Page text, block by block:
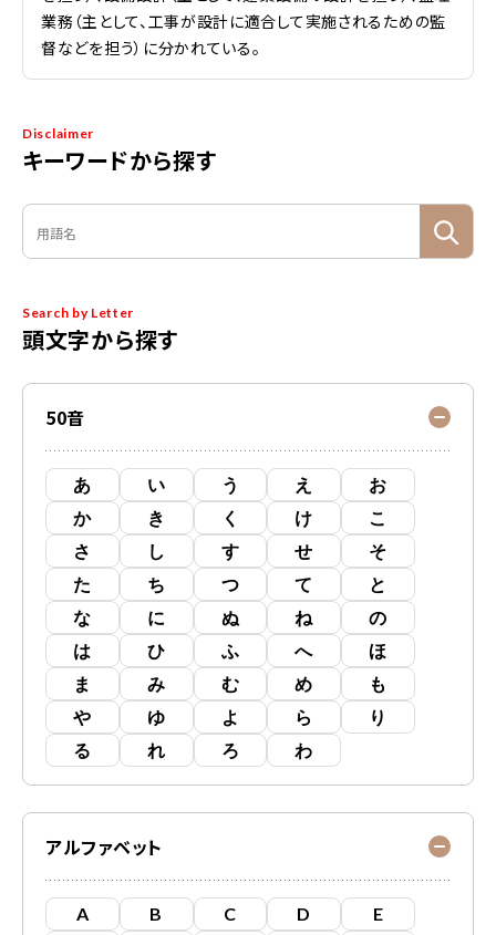
Disclaimer
キーワードから探す
Search by Letter
頭文字から探す
50音
あ い う え
お
か
き く け
こ
さ
し す せ
そ
た
ち つ て
と
な
に ぬ ね
の
は
ひ ふ へ
ほ
ま
み む め
も
や
ゆ よ ら
り
る
れ ろ わ
アルファベット
A B C D
E
業務（主として、工事が設計に適合して実施されるための監
督などを担う）に分かれている。